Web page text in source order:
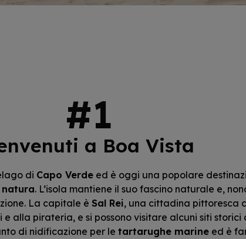
a Boa Vista
di Capo Verde ed è oggi una popolare
natura. L’isola mantiene il suo fascino naturale e,
La capitale è Sal Rei, una cittadina pittoresca
alla pirateria, e si possono visitare alcuni siti storici
di nidificazione per le tartarughe marine ed è